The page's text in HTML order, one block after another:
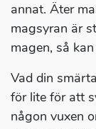
annat. Äter
magsyran är
magen, så
Vad din
för lite för att
någon vuxen